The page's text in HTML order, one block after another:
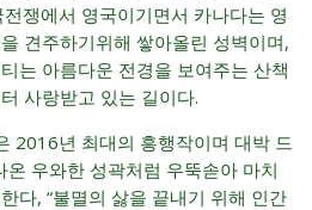
쟁에서 영국이기면서 카나다는 영
견주하기위해 쌓아올린 성벽이며,
는 아름다운 전경을 보여주는 산책
사랑받고 있는 길이다.
2016년 최대의 흥행작이며 대박 드
온 우와한 성곽처럼 우뚝솓아 마치
다, “불멸의 삻을 끝내기 위해 인간